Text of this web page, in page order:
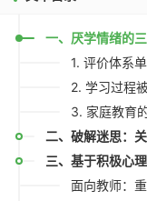
一、厌学情绪的
1. 评价体系
2. 学习过程
3. 家庭教育
二、破解迷思：
三、基于积极心
面向教师：